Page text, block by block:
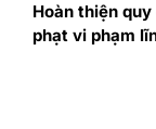
Hoàn thiện
phạt vi phạm